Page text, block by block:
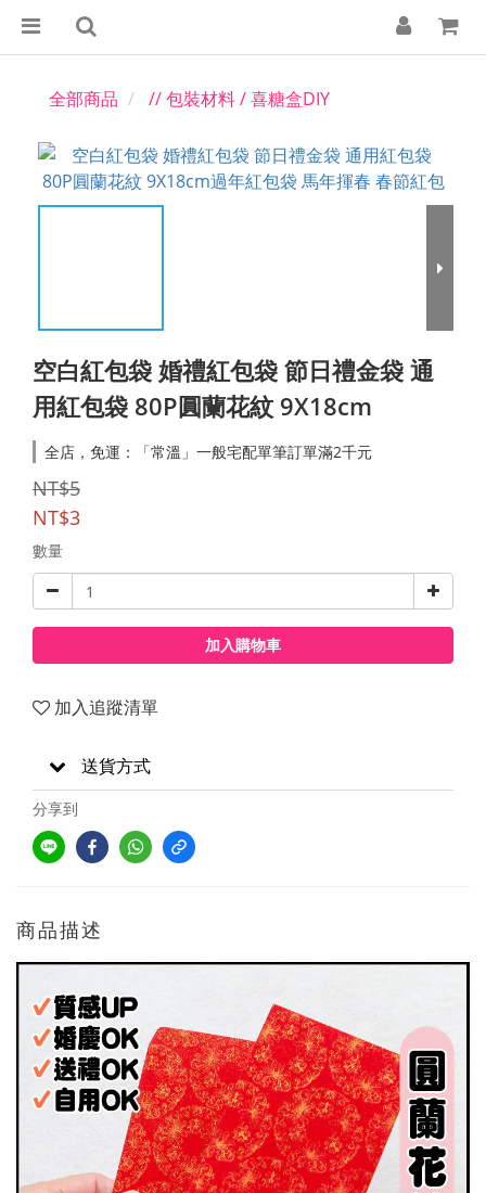
全部商品 // 包裝材料 / 喜糖盒DIY
空白紅包袋 婚禮紅包袋 節日禮金袋 通
用紅包袋 80P圓蘭花紋 9X18cm
全店，免運：「常溫」一般宅配單筆訂單滿2千元
NT$5
NT$3
數量
加入購物車
加入追蹤清單
送貨方式
分享到
商品描述